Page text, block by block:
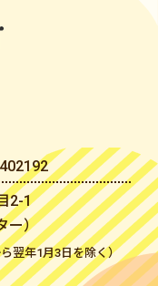
2-1
ー）
翌年1月3日を除く）